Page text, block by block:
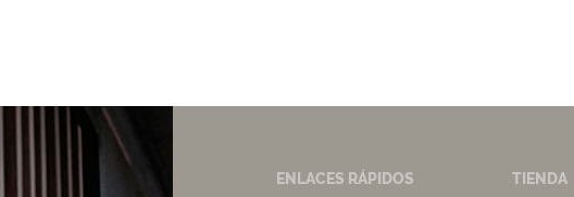
ENLACES RÁPIDOS TIENDA